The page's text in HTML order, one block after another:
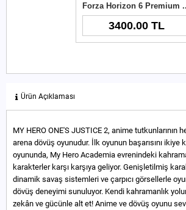
Forza Horizon 6
3400.00 TL
Ürün Açıklaması
MY HERO ONE'S JUSTICE 2, anime tutkunlarının
arena dövüş oyunudur. İlk oyunun başarısını ikiye
oyununda, My Hero Academia evrenindeki
karakterler karşı karşıya geliyor. Genişletilmiş
dinamik savaş sistemleri ve çarpıcı görsellerle
dövüş deneyimi sunuluyor. Kendi kahramanlık
zekân ve gücünle alt et! Anime ve dövüş oyunu